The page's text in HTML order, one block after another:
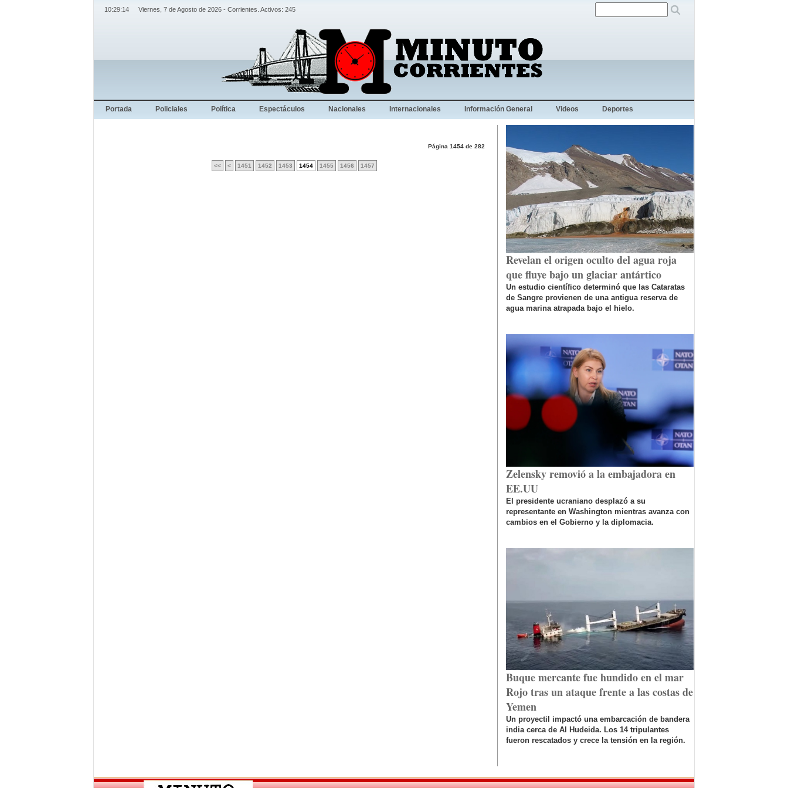
10:29:14 Viernes, 7 de Agosto de 2026 - Corrientes. Activos: 245
Portada Policiales Política Espectáculos Nacionales Internacionales Información General Videos Deportes
Página 1454 de 282
<< < 1451 1452 1453 1454 1455 1456 1457
Revelan el origen oculto del agua roja
que fluye bajo un glaciar antártico
Un estudio científico determinó que las Cataratas
de Sangre provienen de una antigua reserva de
agua marina atrapada bajo el hielo.
Zelensky removió a la embajadora en
EE.UU
El presidente ucraniano desplazó a su
representante en Washington mientras avanza con
cambios en el Gobierno y la diplomacia.
Buque mercante fue hundido en el mar
Rojo tras un ataque frente a las costas de
Yemen
Un proyectil impactó una embarcación de bandera
india cerca de Al Hudeida. Los 14 tripulantes
fueron rescatados y crece la tensión en la región.